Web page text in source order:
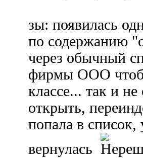
зы: появилась
по содержанию
через обычный
фирмы ООО
классе... так и
открыть,
попала в
вернулась